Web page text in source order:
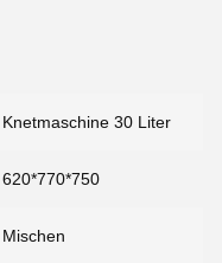
Knetmaschine 30 Liter
620*770*750
Mischen